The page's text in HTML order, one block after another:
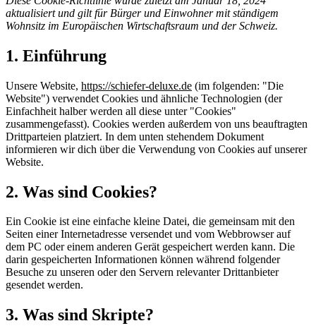
aktualisiert und gilt für Bürger und Einwohner mit ständigem
Wohnsitz im Europäischen Wirtschaftsraum und der Schweiz.
1. Einführung
Unsere Website, https://schiefer-deluxe.de (im folgenden: "Die
Website") verwendet Cookies und ähnliche Technologien (der
Einfachheit halber werden all diese unter "Cookies"
zusammengefasst). Cookies werden außerdem von uns beauftragten
Drittparteien platziert. In dem unten stehendem Dokument
informieren wir dich über die Verwendung von Cookies auf unserer
Website.
2. Was sind Cookies?
Ein Cookie ist eine einfache kleine Datei, die gemeinsam mit den
Seiten einer Internetadresse versendet und vom Webbrowser auf
dem PC oder einem anderen Gerät gespeichert werden kann. Die
darin gespeicherten Informationen können während folgender
Besuche zu unseren oder den Servern relevanter Drittanbieter
gesendet werden.
3. Was sind Skripte?